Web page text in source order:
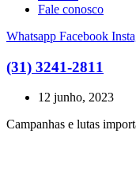
Fale conosco
Whatsapp Facebook
(31) 3241-2811
12 junho, 2023
Campanhas e lutas